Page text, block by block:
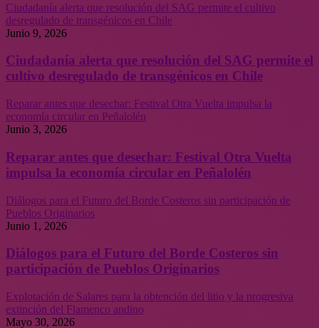
Ciudadanía alerta que resolución del SAG permite el cultivo
desregulado de transgénicos en Chile
Junio 9, 2026
Ciudadanía alerta que resolución del SAG permite el
cultivo desregulado de transgénicos en Chile
Reparar antes que desechar: Festival Otra Vuelta impulsa la
economía circular en Peñalolén
Junio 3, 2026
Reparar antes que desechar: Festival Otra Vuelta
impulsa la economía circular en Peñalolén
Diálogos para el Futuro del Borde Costeros sin participación de
Pueblos Originarios
Junio 1, 2026
Diálogos para el Futuro del Borde Costeros sin
participación de Pueblos Originarios
Explotación de Salares para la obtención del litio y la progresiva
extinción del Flamenco andino
Mayo 30, 2026